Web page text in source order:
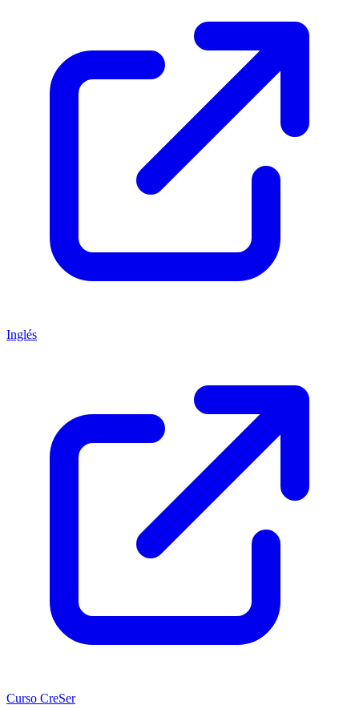
Inglés
Curso CreSer